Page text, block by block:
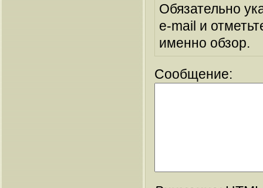
Обязательно
e-mail и
именно обзор.
Сообщение: